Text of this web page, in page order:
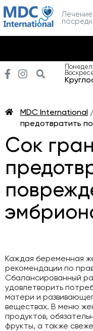
MDC International
предотвратить
Сок
Каждая беременная
рекомендации по
Сбалансированный
удовлетворить
матери и
веществах. В меню
продуктов,
фрукты, а также